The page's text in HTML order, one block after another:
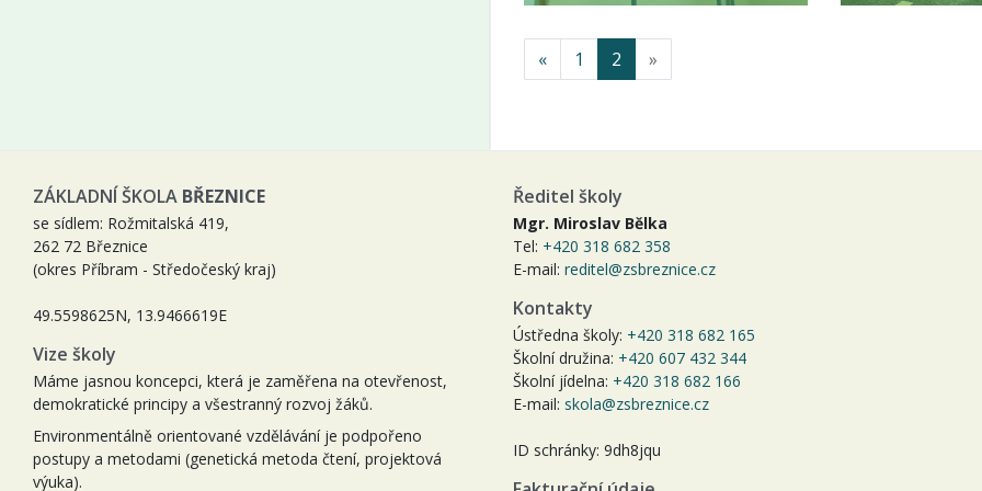
« 1 2 »
ZÁKLADNÍ ŠKOLA BŘEZNICE
se sídlem: Rožmitalská 419,
262 72 Březnice
(okres Příbram - Středočeský kraj)
49.5598625N, 13.9466619E
Vize školy
Máme jasnou koncepci, která je zaměřena na otevřenost,
demokratické principy a všestranný rozvoj žáků.
Environmentálně orientované vzdělávání je podpořeno
postupy a metodami (genetická metoda čtení, projektová
výuka).
Ředitel školy
Mgr. Miroslav Bělka
Tel: +420 318 682 358
E-mail: reditel@zsbreznice.cz
Kontakty
Ústředna školy: +420 318 682 165
Školní družina: +420 607 432 344
Školní jídelna: +420 318 682 166
E-mail: skola@zsbreznice.cz
ID schránky: 9dh8jqu